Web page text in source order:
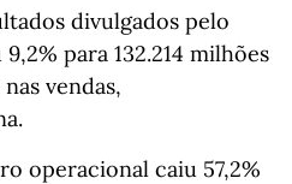
divulgados pelo
para 132.214 milhões
vendas,
operacional caiu 57,2%